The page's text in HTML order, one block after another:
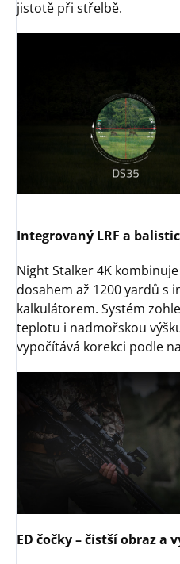
jistotě při střelbě.
Integrovaný LRF a
Night Stalker 4K
dosahem až 1200 yardů s
kalkulátorem. Systém
teplotu i nadmořskou
vypočítává korekci podle
ED čočky – čistší obraz a